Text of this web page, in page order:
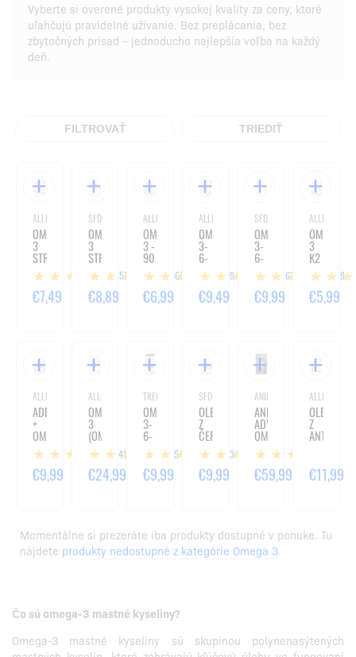
Vyberte si overené produkty vysokej kvality za ceny, ktoré
uľahčujú pravidelné užívanie. Bez preplácania, bez
zbytočných prísad – jednoducho najlepšia voľba na každý
deň.
FILTROVAŤ TRIEDIŤ
ALLNUTRITION
OMEGA
3
STRONG
90
KAPSÚL
351
€7,49
SFD NUTRITION
OMEGA
3
STRONG
90
KAPSÚL
660
€8,89
ALLNUTRITION
OMEGA
3 -
90
KAPSÚL 69
€6,99
ALLNUTRITION
OMEGA
3-
6-
STRONG
-
90
261
€9,49
SFD NUTRITION
OMEGA
3-
6-
9 -
180
KAPSÚL
79
€9,99
OMEGA
3
K2
D3
-
30
KAPSÚL
€5,99
ALLNUTRITION
ADEK
+
OMEGA
3
STRONG
-
90
141
€9,99
ALLDEYNN
OMEGA
3
(OMEGAROSE)
-
60
KAPSÚL
15
€24,99
TREC
OMEGA
3-
6-
9 -
90
KAPSÚL
23
€9,99
SFD NUTRITION
OLEJ
Z
ČERNUCHY
SIATEJ
-
60
KAPSÚL
3
€9,99
ANIMAL
ANIMAL
ADVANCED
OMEGA
30
VRECÚŠOK
€59,99
OLEJ
Z
OIL)
-
€11,99
Momentálne si prezeráte iba produkty dostupné v ponuke. Tu
nájdete produkty nedostupné z kategórie Omega 3.
Čo sú omega-3 mastné kyseliny?
Omega-3 mastné kyseliny sú skupinou polynenasýtených